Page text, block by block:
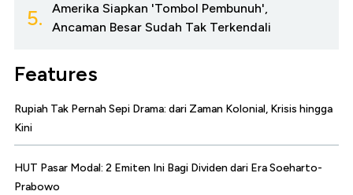
5.
Amerika Siapkan 'Tombol Pembunuh',
Ancaman Besar Sudah Tak Terkendali
Features
Rupiah Tak Pernah Sepi Drama: dari Zaman Kolonial, Krisis hingga
Kini
HUT Pasar Modal: 2 Emiten Ini Bagi Dividen dari Era Soeharto-
Prabowo